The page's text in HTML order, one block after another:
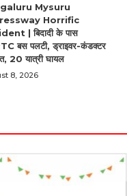
Mysuru
Horrific
| बिदादी के पास
बस पलटी, ड्राइवर-कंडक्टर
20 यात्री घायल
8, 2026